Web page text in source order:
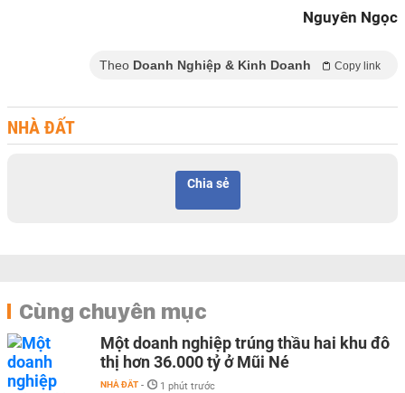
Nguyên Ngọc
Theo Doanh Nghiệp & Kinh Doanh Copy link
NHÀ ĐẤT
Chia sẻ
Cùng chuyên mục
Một doanh nghiệp trúng thầu hai khu đô
thị hơn 36.000 tỷ ở Mũi Né
NHÀ ĐẤT - 1 phút trước